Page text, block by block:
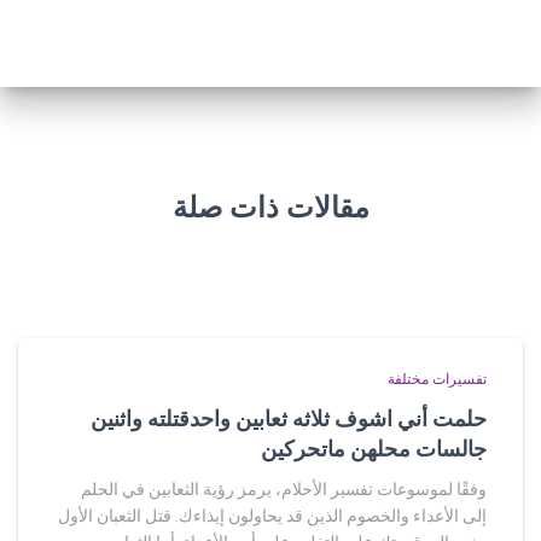
مقالات ذات صلة
تفسيرات مختلفة
حلمت أني اشوف ثلاثه ثعابين واحدقتلته واثنين
جالسات محلهن ماتحركين
وفقًا لموسوعات تفسير الأحلام، يرمز رؤية الثعابين في الحلم
إلى الأعداء والخصوم الذين قد يحاولون إيذاءك. قتل الثعبان الأول